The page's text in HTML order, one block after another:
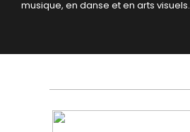
musique, en danse et en arts visuels.